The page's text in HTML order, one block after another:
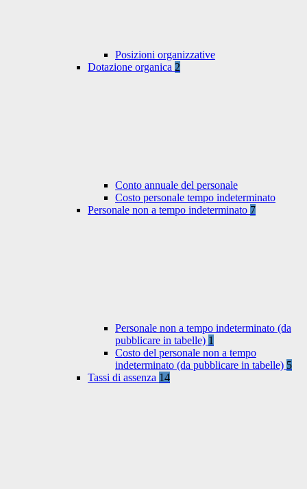
Posizioni organizzative
Dotazione organica 2
Conto annuale del personale
Costo personale tempo indeterminato
Personale non a tempo indeterminato 7
Personale non a tempo indeterminato (da
pubblicare in tabelle) 1
Costo del personale non a tempo
indeterminato (da pubblicare in tabelle) 5
Tassi di assenza 14